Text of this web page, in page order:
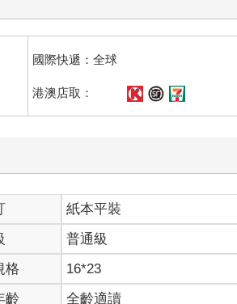
國際快遞：全球
港澳店取：
紙本平裝
普通級
格
16*23
齡 全齡適讀